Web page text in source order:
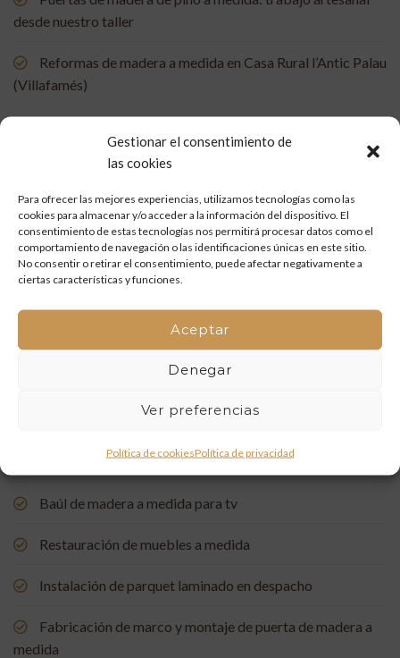
Gestionar el consentimiento de
las cookies
Para ofrecer las mejores experiencias, utilizamos tecnologías como las
cookies para almacenar y/o acceder a la información del dispositivo. El
consentimiento de estas tecnologías nos permitirá procesar datos como el
comportamiento de navegación o las identificaciones únicas en este sitio.
No consentir o retirar el consentimiento, puede afectar negativamente a
ciertas características y funciones.
Aceptar
Denegar
Ver preferencias
Política de cookiesPolítica de privacidad
desde nuestro taller
Reformas de madera a medida en Casa Rural l’Antic Palau
(Villafamés)
Restauración de un portón de madera en Onda: tradición
Mueble de baño a medida con acabado en nogal
Un rincón de estudio único: restauración y carpintería a
Restauración de una Capelleta de Visita Domiciliaria: Un
Puerta de entrada a medida, de madera de pino suecia
Baúl de madera a medida para tv
Restauración de muebles a medida
Instalación de parquet laminado en despacho
Fabricación de marco y montaje de puerta de madera a
medida